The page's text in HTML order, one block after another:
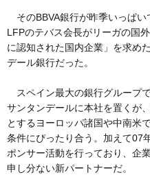
そのBBVA銀行が昨季いっぱい
LFPのテバス会長がリーガの国
に認知された国内企業」を求め
デール銀行だった。
スペイン最大の銀行グループ
サンタンデールに本社を置くが
とするヨーロッパ諸国や中南米
条件にぴったり合う。加えて07
ポンサー活動を行っており、企
申し分ない新パートナーだ。